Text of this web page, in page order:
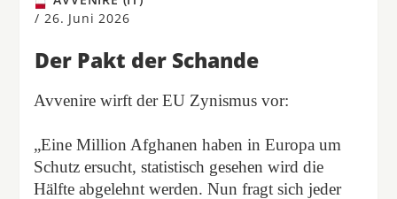
/ 26. Juni 2026
Der Pakt der Schande
Avvenire wirft der EU Zynismus vor:
„Eine Million Afghanen haben in Europa um
Schutz ersucht, statistisch gesehen wird die
Hälfte abgelehnt werden. Nun fragt sich jeder